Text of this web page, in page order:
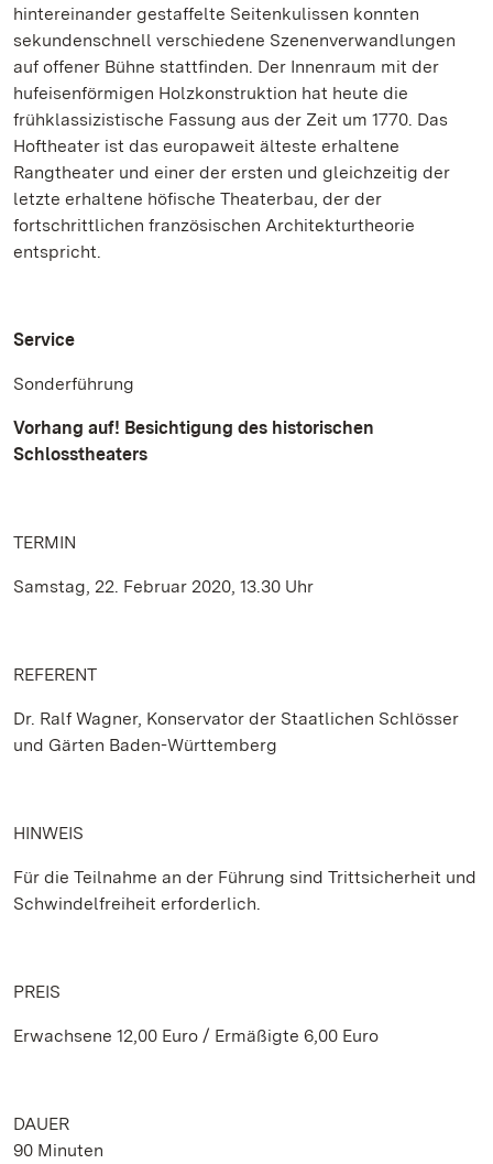
hintereinander gestaffelte Seitenkulissen konnten
sekundenschnell verschiedene Szenenverwandlungen
auf offener Bühne stattfinden. Der Innenraum mit der
hufeisenförmigen Holzkonstruktion hat heute die
frühklassizistische Fassung aus der Zeit um 1770. Das
Hoftheater ist das europaweit älteste erhaltene
Rangtheater und einer der ersten und gleichzeitig der
letzte erhaltene höfische Theaterbau, der der
fortschrittlichen französischen Architekturtheorie
entspricht.
Service
Sonderführung
Vorhang auf! Besichtigung des historischen
Schlosstheaters
TERMIN
Samstag, 22. Februar 2020, 13.30 Uhr
REFERENT
Dr. Ralf Wagner, Konservator der Staatlichen Schlösser
und Gärten Baden-Württemberg
HINWEIS
Für die Teilnahme an der Führung sind Trittsicherheit und
Schwindelfreiheit erforderlich.
PREIS
Erwachsene 12,00 Euro / Ermäßigte 6,00 Euro
DAUER
90 Minuten